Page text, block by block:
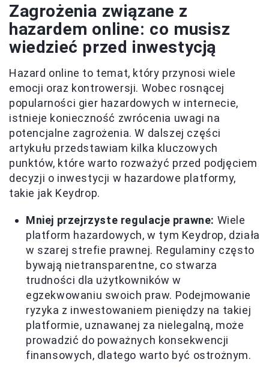
Zagrożenia związane z
hazardem online: co musisz
wiedzieć przed inwestycją
Hazard online to temat, który przynosi wiele
emocji oraz kontrowersji. Wobec rosnącej
popularności gier hazardowych w internecie,
istnieje konieczność zwrócenia uwagi na
potencjalne zagrożenia. W dalszej części
artykułu przedstawiam kilka kluczowych
punktów, które warto rozważyć przed podjęciem
decyzji o inwestycji w hazardowe platformy,
takie jak Keydrop.
Mniej przejrzyste regulacje prawne: Wiele
platform hazardowych, w tym Keydrop, działa
w szarej strefie prawnej. Regulaminy często
bywają nietransparentne, co stwarza
trudności dla użytkowników w
egzekwowaniu swoich praw. Podejmowanie
ryzyka z inwestowaniem pieniędzy na takiej
platformie, uznawanej za nielegalną, może
prowadzić do poważnych konsekwencji
finansowych, dlatego warto być ostrożnym.